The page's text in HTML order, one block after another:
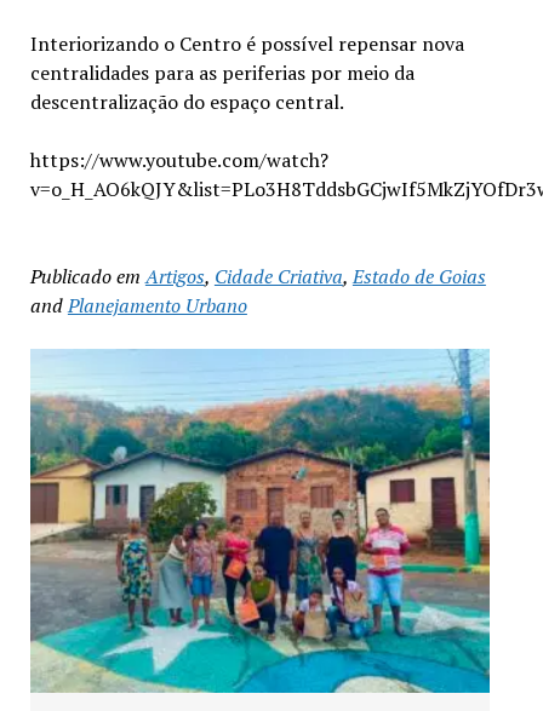
Interiorizando o Centro é possível repensar nova
centralidades para as periferias por meio da
descentralização do espaço central.
https://www.youtube.com/watch?
Publicado em Artigos, Cidade Criativa,Estado de Goias
andPlanejamento Urbano
Exposição “Arte em Cores” leva pinturas a